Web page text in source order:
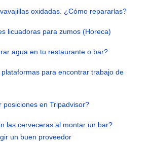
oxidadas. ¿Cómo repararlas?
licuadoras para zumos (Horeca)
agua en tu restaurante o bar?
para encontrar trabajo de
posiciones en Tripadvisor?
las cerveceras al montar un bar?
un buen proveedor